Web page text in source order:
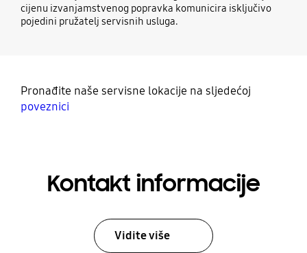
cijenu izvanjamstvenog popravka komunicira isključivo
pojedini pružatelj servisnih usluga.
Pronađite naše servisne lokacije na sljedećoj
poveznici
Kontakt informacije
Vidite više